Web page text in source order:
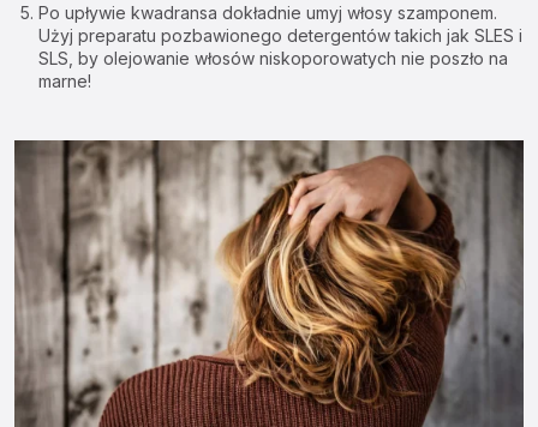
Po upływie kwadransa dokładnie umyj włosy szamponem.
Użyj preparatu pozbawionego detergentów takich jak SLES i
SLS, by olejowanie włosów niskoporowatych nie poszło na
marne!